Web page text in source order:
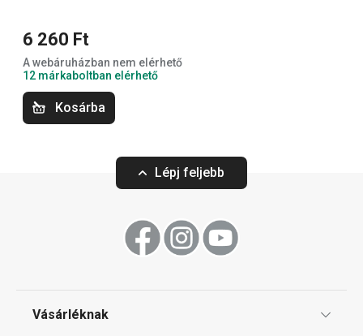
FANCY HOME teáskanna 1,4 l
6 260 Ft
A webáruházban nem elérhető
12 márkaboltban elérhető
Kosárba
Lépj feljebb
Vásárléknak